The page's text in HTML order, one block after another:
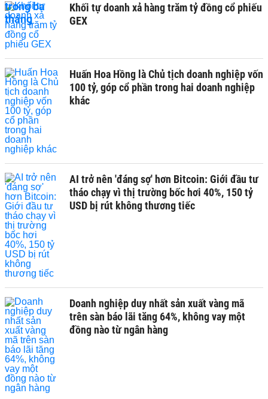
Khối tự doanh xả hàng trăm tỷ đồng cổ phiếu
GEX
Huấn Hoa Hồng là Chủ tịch doanh nghiệp vốn
100 tỷ, góp cổ phần trong hai doanh nghiệp
khác
AI trở nên 'đáng sợ' hơn Bitcoin: Giới đầu tư
tháo chạy vì thị trường bốc hơi 40%, 150 tỷ
USD bị rút không thương tiếc
Doanh nghiệp duy nhất sản xuất vàng mã
trên sàn báo lãi tăng 64%, không vay một
đồng nào từ ngân hàng